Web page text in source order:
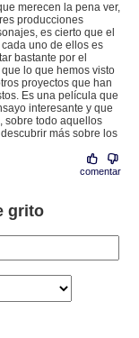
merecen la pena ver,
producciones
es cierto que el
uno de ellos es
bastante por el
lo que hemos visto
proyectos que han
Es una película que
interesante y que
sobre todo aquellos
más sobre los
comentar
grito